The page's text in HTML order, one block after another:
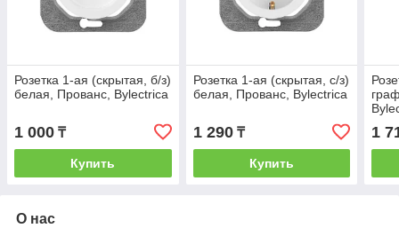
Розетка 1-ая (скрытая, б/з)
белая, Прованс, Bylectrica
1 000 ₸
Купить
Розетка 1-ая (скрытая, с/з)
белая, Прованс, Bylectrica
1 290₸
Купить
1
О нас